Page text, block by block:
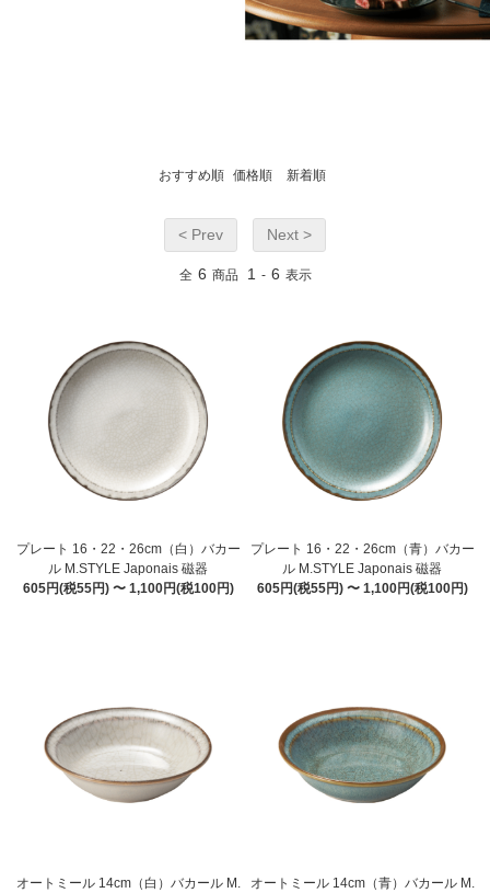
おすすめ順 価格順 新着順
< Prev Next >
全 6 商品 1 - 6 表示
プレート 16・22・26cm（白）バカー
ル M.STYLE Japonais 磁器
605円(税55円) 〜 1,100円(税100円)
プレート 16・22・26cm（青）バカー
ル M.STYLE Japonais 磁器
605円(税55円) 〜 1,100円(税100円)
オートミール 14cm（白）バカール M.
オートミール 14cm（青）バカール M.